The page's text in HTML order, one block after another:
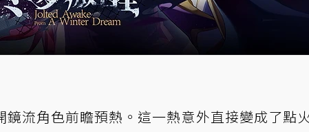
流角色前瞻預熱。這一熱意外直接變成了點